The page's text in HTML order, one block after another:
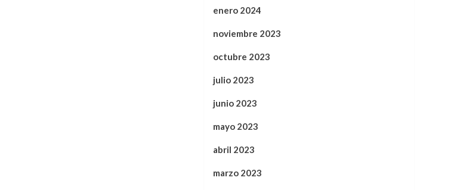
enero 2024
noviembre 2023
octubre 2023
julio 2023
junio 2023
mayo 2023
abril 2023
marzo 2023